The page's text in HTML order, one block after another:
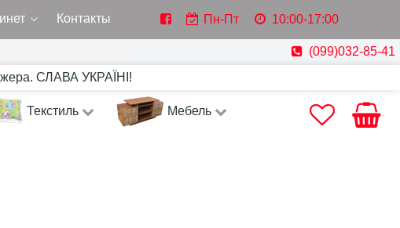
Контакты Пн-Пт 10:00-17:00
(099)032-85-41
СЛАВА УКРАЇНІ!
Текстиль Мебель